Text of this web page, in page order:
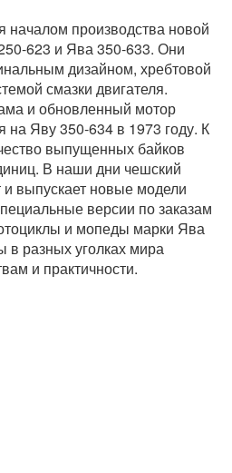
началом производства новой
623 и Ява 350-633. Они
дизайном, хребтовой
смазки двигателя.
и обновленный мотор
на Яву 350-634 в 1973 году. К
выпущенных байков
В наши дни чешский
выпускает новые модели
версии по заказам
и мопеды марки Ява
в разных уголках мира
и практичности.